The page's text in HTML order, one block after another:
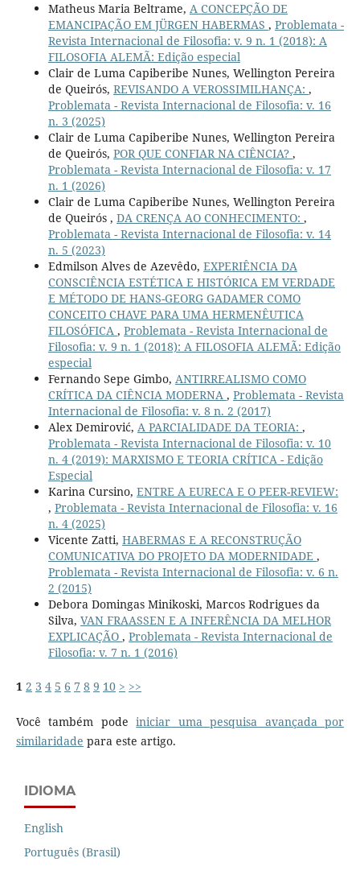
Matheus Maria Beltrame, A CONCEPÇÃO DE
EMANCIPAÇÃO EM JÜRGEN HABERMAS , Problemata -
Revista Internacional de Filosofia: v. 9 n. 1 (2018): A
FILOSOFIA ALEMÃ: Edição especial
Clair de Luma Capiberibe Nunes, Wellington Pereira
de Queirós, REVISANDO A VEROSSIMILHANÇA: ,
Problemata - Revista Internacional de Filosofia: v. 16
n. 3 (2025)
Clair de Luma Capiberibe Nunes, Wellington Pereira
de Queirós, POR QUE CONFIAR NA CIÊNCIA? ,
Problemata - Revista Internacional de Filosofia: v. 17
n. 1 (2026)
Clair de Luma Capiberibe Nunes, Wellington Pereira
de Queirós , DA CRENÇA AO CONHECIMENTO: ,
Problemata - Revista Internacional de Filosofia: v. 14
n. 5 (2023)
Edmilson Alves de Azevêdo, EXPERIÊNCIA DA
CONSCIÊNCIA ESTÉTICA E HISTÓRICA EM VERDADE
E MÉTODO DE HANS-GEORG GADAMER COMO
CONCEITO CHAVE PARA UMA HERMENÊUTICA
FILOSÓFICA , Problemata - Revista Internacional de
Filosofia: v. 9 n. 1 (2018): A FILOSOFIA ALEMÃ: Edição
especial
Fernando Sepe Gimbo, ANTIRREALISMO COMO
CRÍTICA DA CIÊNCIA MODERNA , Problemata - Revista
Internacional de Filosofia: v. 8 n. 2 (2017)
Alex Demirović, A PARCIALIDADE DA TEORIA: ,
Problemata - Revista Internacional de Filosofia: v. 10
n. 4 (2019): MARXISMO E TEORIA CRÍTICA - Edição
Especial
Karina Cursino, ENTRE A EURECA E O PEER-REVIEW:
, Problemata - Revista Internacional de Filosofia: v. 16
n. 4 (2025)
Vicente Zatti, HABERMAS E A RECONSTRUÇÃO
COMUNICATIVA DO PROJETO DA MODERNIDADE ,
Problemata - Revista Internacional de Filosofia: v. 6 n.
2 (2015)
Debora Domingas Minikoski, Marcos Rodrigues da
Silva, VAN FRAASSEN E A INFERÊNCIA DA MELHOR
EXPLICAÇÃO , Problemata - Revista Internacional de
Filosofia: v. 7 n. 1 (2016)
1 2 3 4 5 6 7 8 9 10 > >>
Você também podeiniciar uma pesquisa avançada por
similaridade para este artigo.
IDIOMA
English
Português (Brasil)